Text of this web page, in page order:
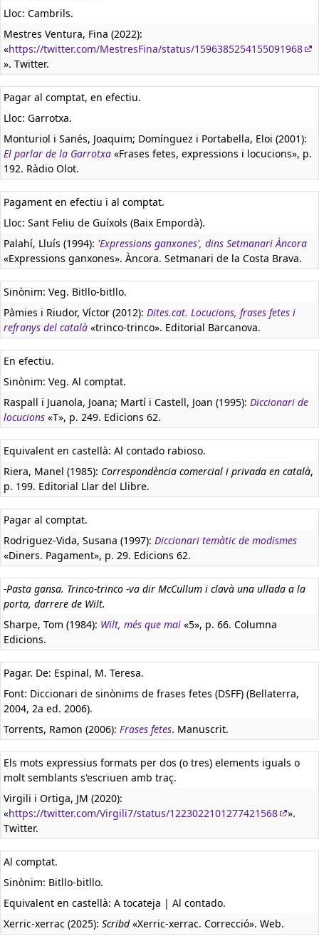
Lloc: Cambrils.
Mestres Ventura, Fina (2022):
«https://twitter.com/MestresFina/status/1596385254155091968
». Twitter.
Pagar al comptat, en efectiu.
Lloc: Garrotxa.
Monturiol i Sanés, Joaquim; Domínguez i Portabella, Eloi (2001):
El parlar de la Garrotxa «Frases fetes, expressions i locucions», p.
192. Ràdio Olot.
Pagament en efectiu i al comptat.
Lloc: Sant Feliu de Guíxols (Baix Empordà).
Palahí, Lluís (1994): 'Expressions ganxones', dins Setmanari Àncora
«Expressions ganxones». Àncora. Setmanari de la Costa Brava.
Sinònim: Veg. Bitllo-bitllo.
Pàmies i Riudor, Víctor (2012): Dites.cat. Locucions, frases fetes i
refranys del català «trinco-trinco». Editorial Barcanova.
En efectiu.
Sinònim: Veg. Al comptat.
Raspall i Juanola, Joana; Martí i Castell, Joan (1995): Diccionari de
locucions «T», p. 249. Edicions 62.
Equivalent en castellà: Al contado rabioso.
Riera, Manel (1985): Correspondència comercial i privada en català,
p. 199. Editorial Llar del Llibre.
Pagar al comptat.
Rodriguez-Vida, Susana (1997): Diccionari temàtic de modismes
«Diners. Pagament», p. 29. Edicions 62.
-Pasta gansa. Trinco-trinco -va dir McCullum i clavà una ullada a la
porta, darrere de Wilt.
Sharpe, Tom (1984): Wilt, més que mai «5», p. 66. Columna
Edicions.
Pagar. De: Espinal, M. Teresa.
Font: Diccionari de sinònims de frases fetes (DSFF) (Bellaterra,
2004, 2a ed. 2006).
Torrents, Ramon (2006): Frases fetes. Manuscrit.
Els mots expressius formats per dos (o tres) elements iguals o
molt semblants s'escriuen amb traç.
Virgili i Ortiga, JM (2020):
«https://twitter.com/Virgili7/status/1223022101277421568
».
Twitter.
Al comptat.
Sinònim: Bitllo-bitllo.
Equivalent en castellà: A tocateja | Al contado.
Xerric-xerrac (2025): Scribd«Xerric-xerrac. Correcció». Web.